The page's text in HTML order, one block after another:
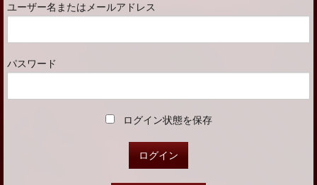
ユーザー名またはメールアドレス
パスワード
ログイン状態を保存